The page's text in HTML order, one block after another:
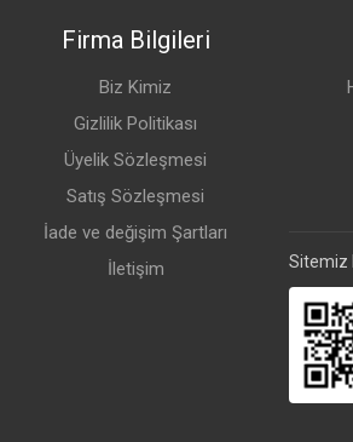
Firma Bilgileri
Biz Kimiz
Gizlilik Politikası
Üyelik Sözleşmesi
Satış Sözleşmesi
İade ve değişim Şartları
İletişim
Sitemiz